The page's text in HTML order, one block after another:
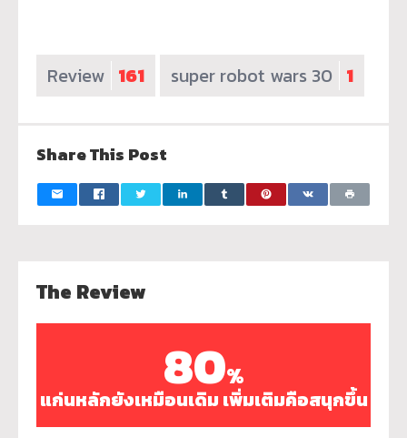
Review 161 super robot wars 30 1
Share This Post
The Review
80%
แก่นหลักยังเหมือนเดิม เพิ่มเติมคือสนุกขึ้น